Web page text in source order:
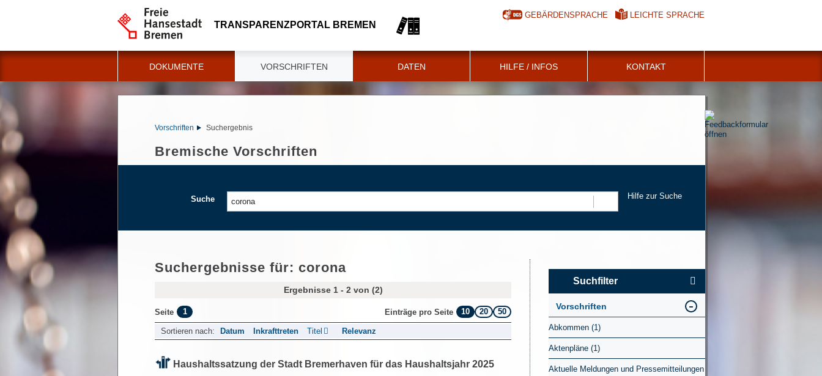
TRANSPARENZPORTAL BREMEN
GEBÄRDENSPRACHE LEICHTE SPRACHE
DOKUMENTE VORSCHRIFTEN DATEN HILFE / INFOS KONTAKT
Vorschriften Suchergebnis
Bremische Vorschriften
Suche
Hilfe zur Suche
Suchergebnisse für: corona
Ergebnisse 1 - 2 von (2)
Seite 1 Einträge pro Seite 10 20 50
Sortieren nach: Datum Inkrafttreten Titel Relevanz
Haushaltssatzung der Stadt Bremerhaven für das Haushaltsjahr 2025
Suchfilter
Vorschriften
Abkommen (1)
Aktenpläne (1)
Aktuelle Meldungen und Pressemitteilungen